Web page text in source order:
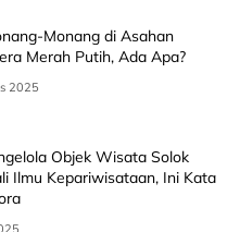
Monang di Asahan
Merah Putih, Ada Apa?
2025
Objek Wisata Solok
Ilmu Kepariwisataan, Ini Kata